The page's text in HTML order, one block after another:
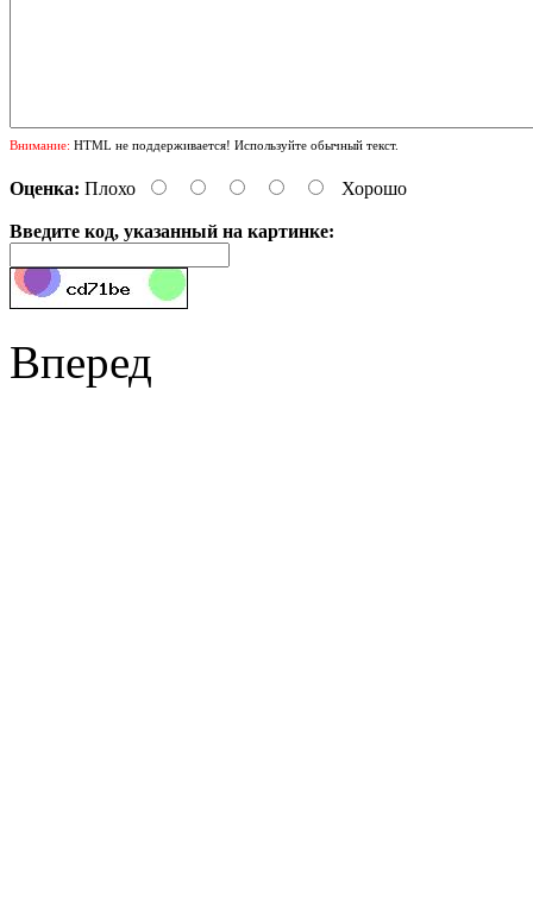
Внимание: HTML не поддерживается! Используйте обычный текст.
Оценка: Плохо Хорошо
Введите код, указанный на картинке:
Вперед